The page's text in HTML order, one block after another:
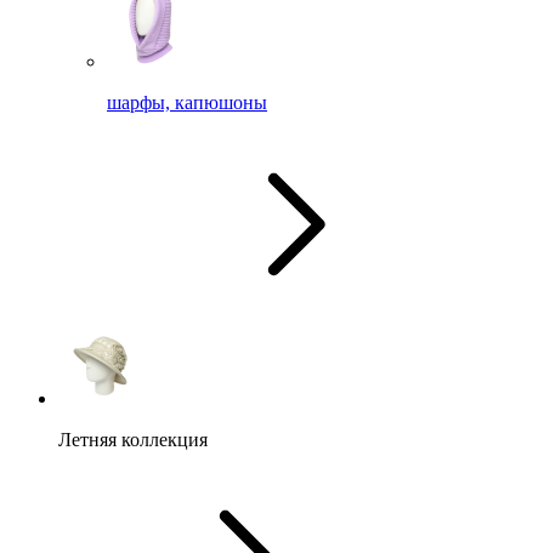
шарфы, капюшоны
Летняя коллекция